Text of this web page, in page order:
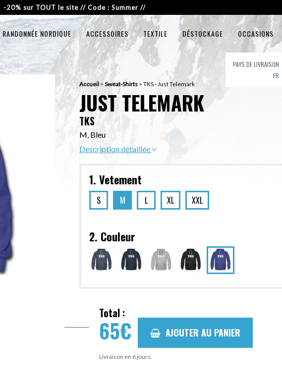
-20% sur TOUT le site // Code : Summer //
RANDONNÉE NORDIQUE ACCESSOIRES TEXTILE DÉSTOCKAGE OCCASIONS
PAYS DE LIVRAISON
FR
Accueil > Sweat-Shirts > TKS - Just Telemark
JUST TELEMARK
TKS
M, Bleu
Description détaillée
1. Vetement
S M L XL XXL
2. Couleur
Total :
65€ AJOUTER AU PANIER
Livraison en 6 jours